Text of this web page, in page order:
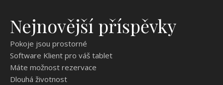
Nejnovější příspěvky
Pokoje jsou prostorné
Software Klient pro váš tablet
Máte možnost rezervace
Dlouhá životnost